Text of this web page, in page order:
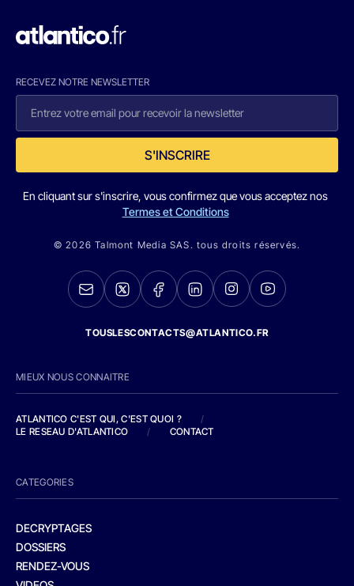
RECEVEZ NOTRE NEWSLETTER
S'INSCRIRE
En cliquant sur s'inscrire, vous confirmez que vous acceptez nos
Termes et Conditions
© 2026 Talmont Media SAS. tous droits réservés.
TOUSLESCONTACTS@ATLANTICO.FR
MIEUX NOUS CONNAITRE
ATLANTICO C'EST QUI, C'EST QUOI ?
/
LE RESEAU D'ATLANTICO
/ CONTACT
CATEGORIES
DECRYPTAGES
DOSSIERS
RENDEZ-VOUS